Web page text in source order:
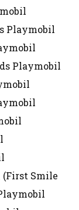
Playmobil
Playmobil
(First Smile